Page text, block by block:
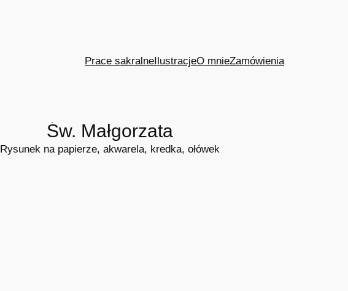
Prace sakralneIlustracjeO mnieZamówienia
Św. Małgorzata
Rysunek na papierze, akwarela, kredka, ołówek